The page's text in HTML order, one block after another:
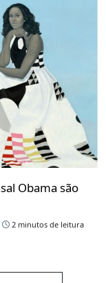
Obama são
2 minutos de leitura